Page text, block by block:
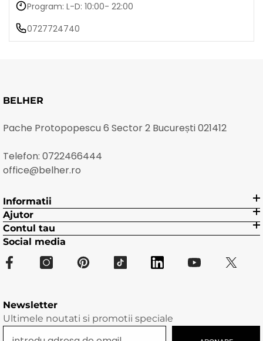
Program: L-D: 10:00- 22:00
0727724740
BELHER
Pache Protopopescu 6 Sector 2 București 021412
Telefon: 0722466444
office@belher.ro
Informatii
Ajutor
Contul tau
Social media
Newsletter
Ultimele noutati si promotii speciale